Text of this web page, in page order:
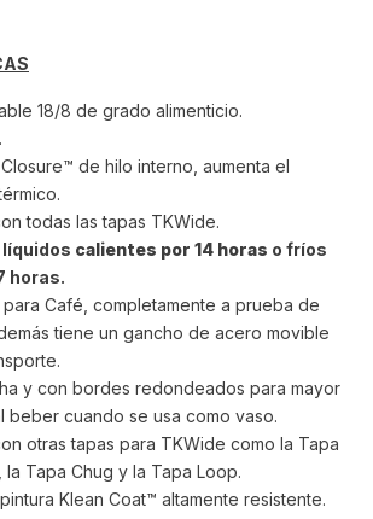
18/8 de grado alimenticio.
de hilo interno, aumenta el
todas las tapas TKWide.
líquidos calientes por 14 horas o fríos
horas.
Café, completamente a prueba de
tiene un gancho de acero movible
y con bordes redondeados para mayor
beber cuando se usa como vaso.
otras tapas para TKWide como la Tapa
la Tapa Chug y la Tapa Loop.
Klean Coat™ altamente resistente.